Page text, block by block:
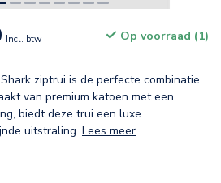
Incl. btw Op voorraad (1)
ziptrui is de perfecte combinatie
van premium katoen met een
biedt deze trui een luxe
uitstraling. Lees meer.